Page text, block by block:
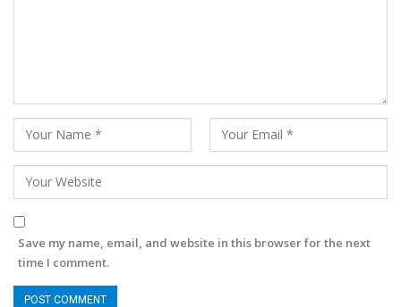
Save my name, email, and website in this browser for the next
time I comment.